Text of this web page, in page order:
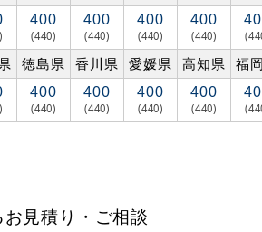
400
(440)
400
(440)
400
(440)
400
(440)
徳島県 香川県 愛媛県 高知県 福
400
(440)
400
(440)
400
(440)
400
(440)
見積り・ご相談